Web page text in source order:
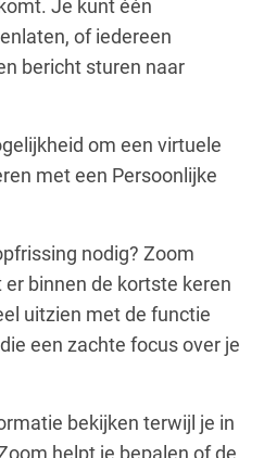
Je kunt één
of iedereen
bericht sturen naar
om een virtuele
met een Persoonlijke
nodig? Zoom
binnen de kortste keren
uitzien met de functie
een zachte focus over je
bekijken terwijl je in
helpt je bepalen of de